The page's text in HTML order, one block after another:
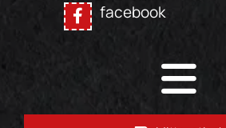
facebook